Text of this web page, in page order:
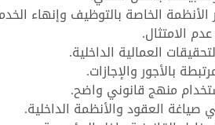
الخاصة بالتوظيف وإنهاء
الامتثال.
العمالية الداخلية.
بالأجور والإجازات.
منهج قانوني واضح.
العقود والأنظمة الداخلية.